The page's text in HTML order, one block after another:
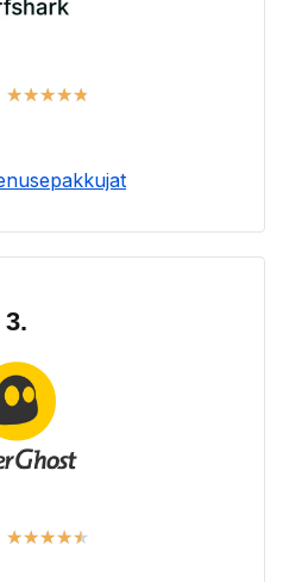
★★★★★
3.
★★★★★